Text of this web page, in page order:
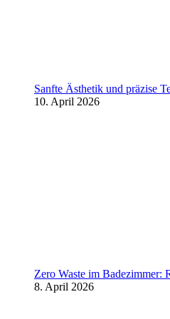
Sanfte Ästhetik und präzise
10. April 2026
Zero Waste im Badezimmer:
8. April 2026